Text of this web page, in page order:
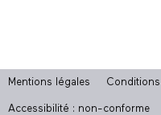
Mentions légales
Accessibilité : non-conforme